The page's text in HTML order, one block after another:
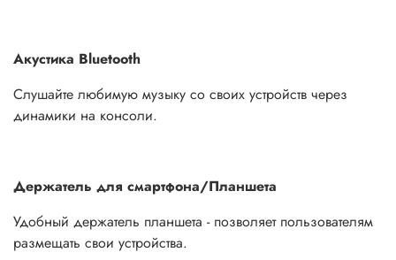
Акустика Bluetooth
Слушайте любимую музыку со своих устройств через
динамики на консоли.
Держатель для смартфона/Планшета
Удобный держатель планшета - позволяет пользователям
размещать свои устройства.